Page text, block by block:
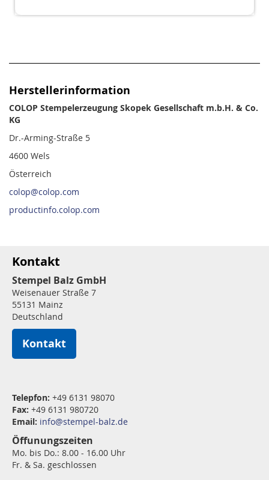
Herstellerinformation
COLOP Stempelerzeugung Skopek Gesellschaft m.b.H. & Co.
KG
Dr.-Arming-Straße 5
4600 Wels
Österreich
colop@colop.com
productinfo.colop.com
Kontakt
Stempel Balz GmbH
Weisenauer Straße 7
55131 Mainz
Deutschland
Kontakt
Telepfon: +49 6131 98070
Fax: +49 6131 980720
Email: info@stempel-balz.de
Öffunungszeiten
Mo. bis Do.: 8.00 - 16.00 Uhr
Fr. & Sa. geschlossen